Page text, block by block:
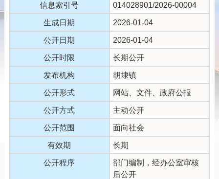
信息索引号 014028901/2026-00004
生成日期 2026-01-04
公开日期 2026-01-04
公开时限 长期公开
发布机构 胡埭镇
公开形式 网站、文件、政府公报
公开方式 主动公开
公开范围 面向社会
有效期 长期
公开程序
部门编制，经办公室审核
后公开